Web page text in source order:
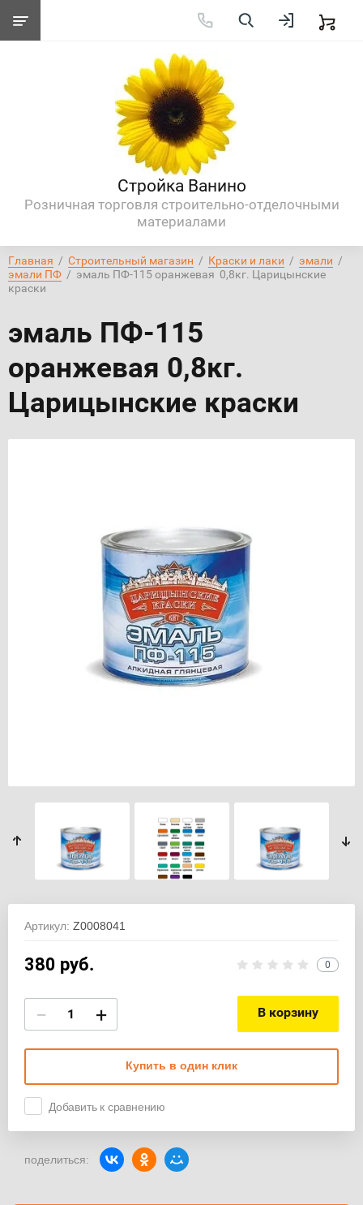
Стройка Ванино
Розничная торговля строительно-отделочными
материалами
Главная
  /
Строительный магазин
  /
Краски и лаки
  /
эмали
эмали ПФ
  /  эмаль ПФ-115 оранжевая  0,8кг. Царицынские
краски
эмаль ПФ-115
оранжевая 0,8кг.
Царицынские краски
Артикул: Z0008041
380 руб. 0
− + В корзину
Купить в один клик
Добавить к сравнению
поделиться: